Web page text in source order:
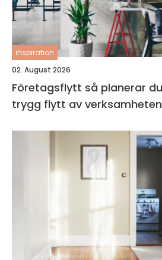
inspiration
02. August 2026
Företagsflytt så planerar du en smidig och
trygg flytt av verksamheten